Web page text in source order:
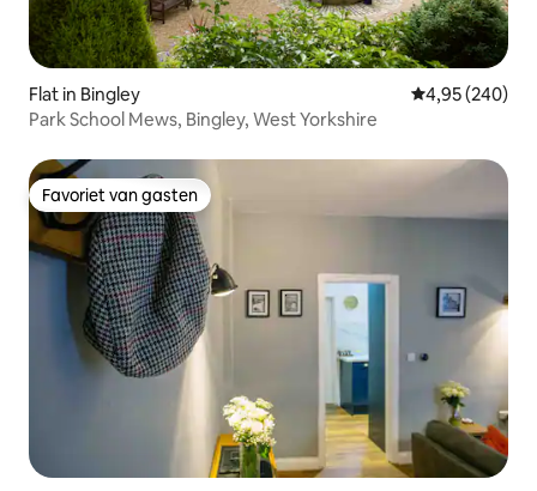
Flat in Bingley Gemiddelde
4,95 (240)
Park School Mews, Bingley, West Yorkshire
Favoriet van gasten
Favoriet van gasten